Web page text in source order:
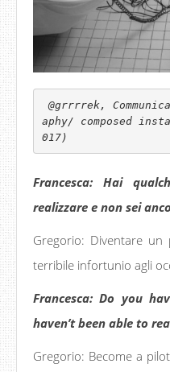
@grrrrek,
aphy/ composed
017)
Francesca: Hai
realizzare e non sei
Gregorio: Diventare
terribile infortunio agli
Francesca: Do you
haven’t been able to
Gregorio: Become a